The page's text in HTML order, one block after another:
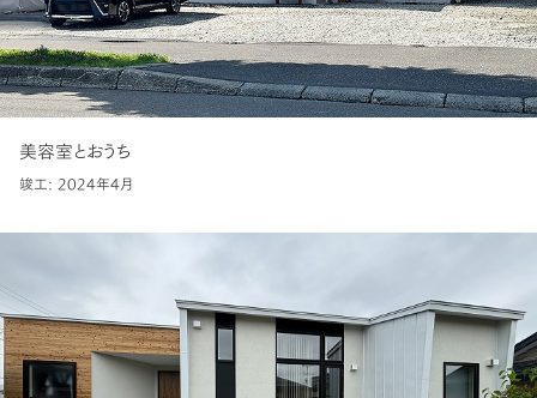
美容室とおうち
竣工: 2024年4月